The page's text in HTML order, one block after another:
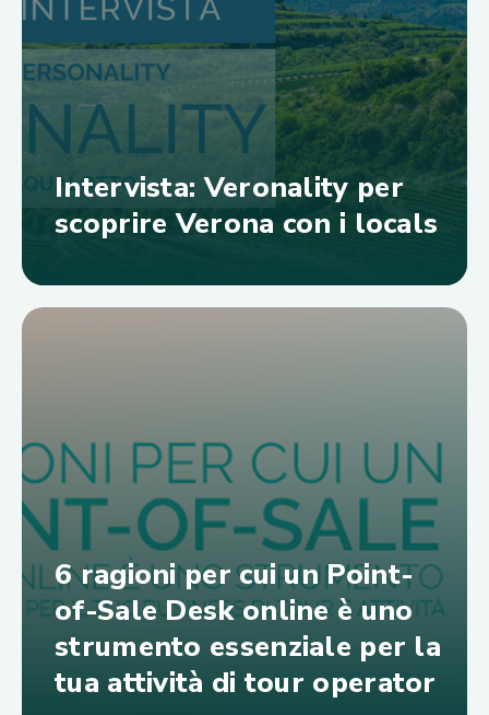
Intervista: Veronality per
scoprire Verona con i locals
6 ragioni per cui un Point-
of-Sale Desk online è uno
strumento essenziale per la
tua attività di tour operator